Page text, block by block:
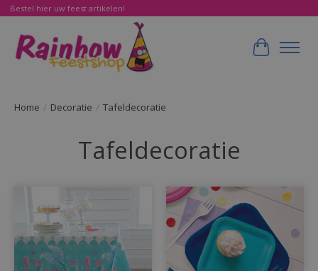
Bestel hier uw feest artikelen!
Home / Decoratie / Tafeldecoratie
Tafeldecoratie